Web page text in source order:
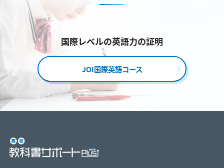
国際レベルの英語力の証明
JOI国際英語コース